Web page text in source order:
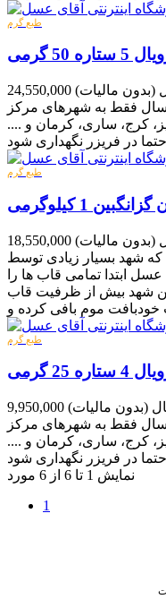
طبع گرم
50 گرمی
(بدون مالیات)
فقط به شهرهای مرکز
کرج، ساری، کرمان و ....
طبع گرم
1 کیلوگرمی
(بدون مالیات)
شهد بسیار زیادی توسط
ابتدا تمامی قاب ها را
شهد بیش از ظرفیت قاب
طبع گرم
25 گرمی
ریال (بدون مالیات)
فقط به شهرهای مرکز
کرج، ساری، کرمان و ....
نمایش 1 تا 6 از 6 مورد
1